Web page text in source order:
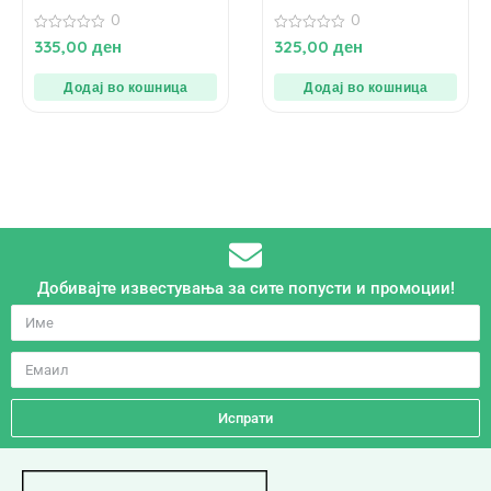
0
од
0
335,00 ден
Додај во кошница
0
од
0
325,00 ден
Додај во кошница
Добивајте известувања за сите попусти и промоции!
Испрати